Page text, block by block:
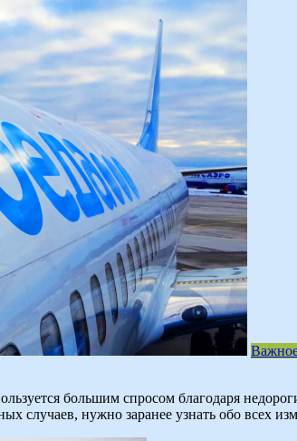
большим спросом благодаря
случаев, нужно заранее узнать обо всех